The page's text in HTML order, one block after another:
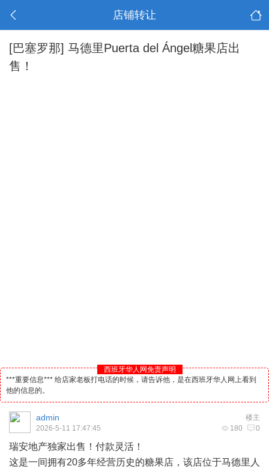
店铺转让
[巴塞罗那] 马德里Puerta del Ángel糖果店出
售！
西班牙华人网免责声明
***重要信息*** 给店家老板打电话的时候，请告诉他，是在西班牙华人网上看到
他的信息的。
楼主
admin
180 0
2026-5-11 17:47:45
瑞安地产独家出售！付款灵活！
这是一间拥有20多年经营历史的糖果店，该店位于马德里 人